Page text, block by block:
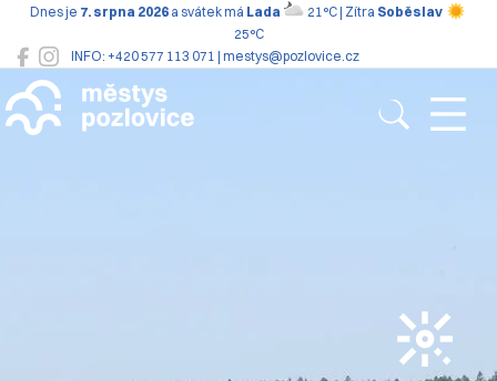
INFO: +420 577 113 071 | mestys@pozlovice.cz
Dnes je 7. srpna 2026 a svátek má Lada 21°C | Zítra Soběslav
25°C
Pozlovice